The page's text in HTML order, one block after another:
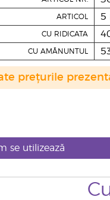
ARTICOL 5
CU RIDICATA
CU AMĂNUNTUL
prețurile
se utilizează